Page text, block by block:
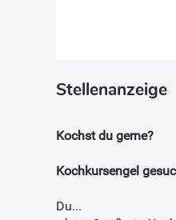
Stellenanzeige
Kochst du gerne?
Kochkursengel
Du...